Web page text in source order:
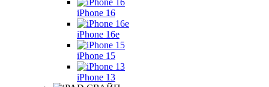
iPhone 16
iPhone 16e
iPhone 15
iPhone 13